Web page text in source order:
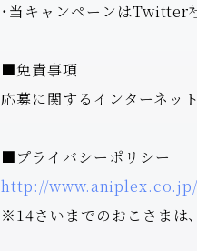
・当キャンペーンはTwitter
■免責事項
応募に関するインターネッ
■プライバシーポリシー
http://
※14さいまでのおこさまは